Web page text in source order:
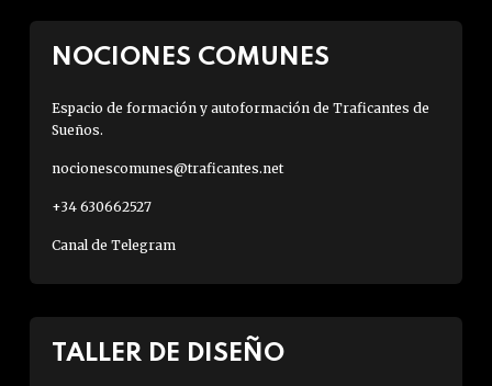
NOCIONES COMUNES
Espacio de formación y autoformación de Traficantes de
Sueños.
nocionescomunes@traficantes.net
+34 630662527
Canal de Telegram
TALLER DE DISEÑO